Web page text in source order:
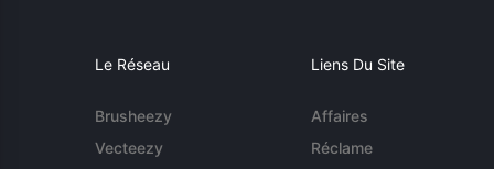
Le Réseau
Brusheezy
Vecteezy
Liens Du Site
Affaires
Réclame